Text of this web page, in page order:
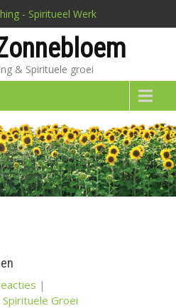
- Spiritueel Werk
& Spirituele groei
|
Spirituele Groei